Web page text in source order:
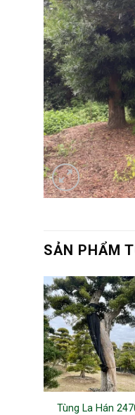
SẢN PHẨM
Tùng La Hán